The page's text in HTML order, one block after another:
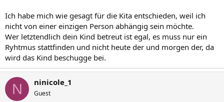
Ich habe mich wie gesagt für die Kita entschieden, weil ich
nicht von einer einzigen Person abhängig sein möchte.
Wer letztendlich dein Kind betreut ist egal, es muss nur ein
Ryhtmus stattfinden und nicht heute der und morgen der, da
wird das Kind beschugge bei.
N ninicole_1
Guest